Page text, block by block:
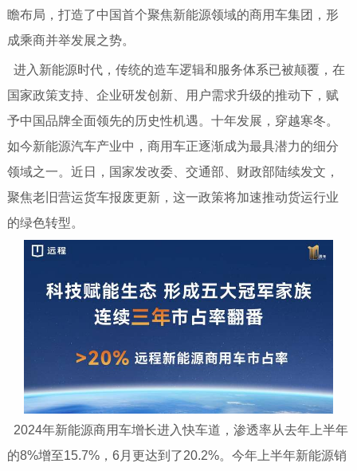
瞻布局，打造了中国首个聚焦新能源领域的商用车集团，形
成乘商并举发展之势。
进入新能源时代，传统的造车逻辑和服务体系已被颠覆，在
国家政策支持、企业研发创新、用户需求升级的推动下，赋
予中国品牌全面领先的历史性机遇。十年发展，穿越寒冬。
如今新能源汽车产业中，商用车正逐渐成为最具潜力的细分
领域之一。 近日， 国家发改委、交通部、财政部陆续发文，
聚焦老旧营运货车报废更新，这一政策将加速推动货运行业
的绿色转型。
2024年新能源商用车增长进入快车道，渗透率从去年上半年
的8%增至15.7%，6月更达到了20.2%。今年上半年新能源销